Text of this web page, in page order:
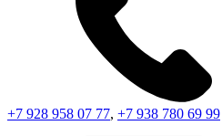
+7 928 958 07 77, +7 938 780 69 99